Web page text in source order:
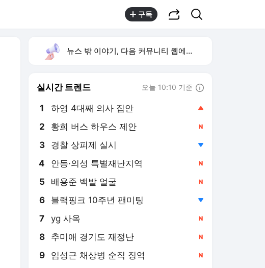
구독
뉴스 밖 이야기, 다음 커뮤니티 웹에서 보기
실시간 트렌드 오늘 10:10 기준
1 하영 4대째 의사 집안
2 황희 버스 하우스 제안
3 경찰 상피제 실시
4 안동·의성 특별재난지역
5 배용준 백발 얼굴
6 블랙핑크 10주년 팬미팅
7 yg 사옥
8 추미애 경기도 재정난
9 임성근 채상병 순직 징역